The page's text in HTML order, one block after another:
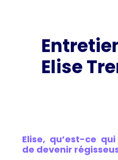
Elise
Elise, qu’est-ce
de devenir